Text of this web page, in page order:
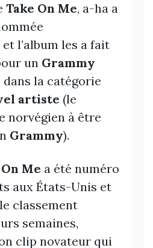
Take On Me, a-ha a
l’album les a fait
un Grammy
dans la catégorie
artiste (le
norvégien à être
Grammy).
Me a été numéro
aux États-Unis et
classement
semaines,
clip novateur qui